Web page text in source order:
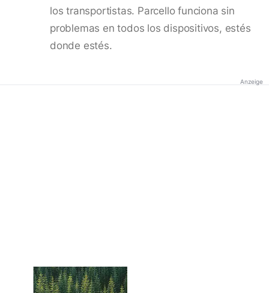
los transportistas. Parcello funciona sin
problemas en todos los dispositivos, estés
donde estés.
Anzeige